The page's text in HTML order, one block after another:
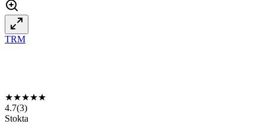
TRM
★★★★★
4.7(3)
Stokta